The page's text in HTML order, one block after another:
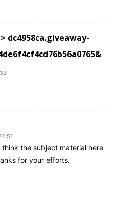
dc4958ca.giveaway-
the subject material here
for your efforts.